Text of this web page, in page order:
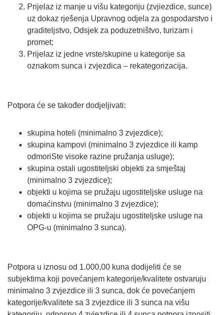
Prijelaz iz manje u višu kategoriju (zvjiezdice, sunce)
uz dokaz rješenja Upravnog odjela za gospodarstvo i
graditeljstvo, Odsjek za poduzetništvo, turizam i
promet;
Prijelaz iz jedne vrste/skupine u kategorije sa
oznakom sunca i zvjezdica – rekategorizacija.
Potpora će se također dodjeljivati:
skupina hoteli (minimalno 3 zvjezdice);
skupina kampovi (minimalno 3 zvjezdice ili kamp
odmoriSte visoke razine pružanja usluge);
skupina ostali ugostiteljski objekti za smještaj
(minimalno 3 zvjezdice);
objekti u kojima se pružaju ugostiteljske usluge na
domaćinstvu (minimalno 3 zvjezdice);
objekti u kojima se pružaju ugostiteljske usluge na
OPG-u (minimalno 3 sunca).
Potpora u iznosu od 1.000,00 kuna dodijeliti će se
subjektima koji povećanjem kategorije/kvalitete ostvaruju
minimalno 3 zvjezdice ili 3 sunca, dok će povećanjem
kategorije/kvalitete sa 3 zvjezdice ili 3 sunca na višu